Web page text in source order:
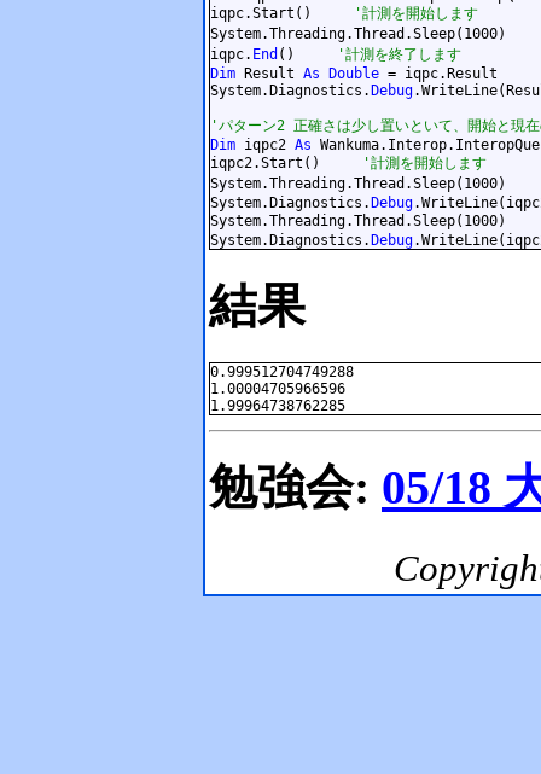
iqpc.Start()
'計測を開始します
System.Threading.Thread.Sleep(1000)
iqpc. End ()
'計測を終了します
Dim Result As Double = iqpc.Result
System.Diagnostics. Debug
'パターン2 正確さは少し置いといて、開始と現
Dim iqpc2 As
iqpc2.Start()
'計測を開始します
System.Threading.Thread.Sleep(1000)
System.Diagnostics. Debug
System.Threading.Thread.Sleep(1000)
System.Diagnostics. Debug
結果
0.999512704749288
1.00004705966596
勉強会: 05/18